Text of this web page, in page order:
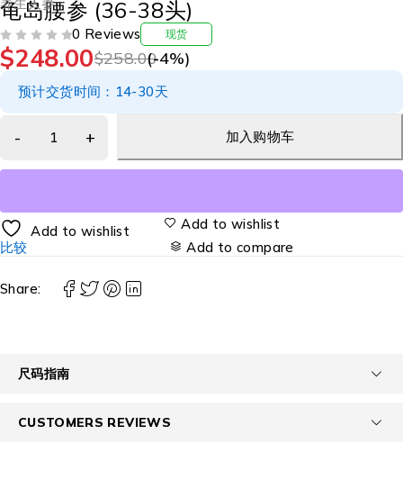
养生人参
龟岛腰参 (36-38头)
0 Reviews 现货
$258.00
$248.00 (-4%)
预计交货时间：14-30天
加入购物车
Add to wishlist
Add to wishlist
比较
Add to compare
Share:
尺码指南
CUSTOMERS REVIEWS